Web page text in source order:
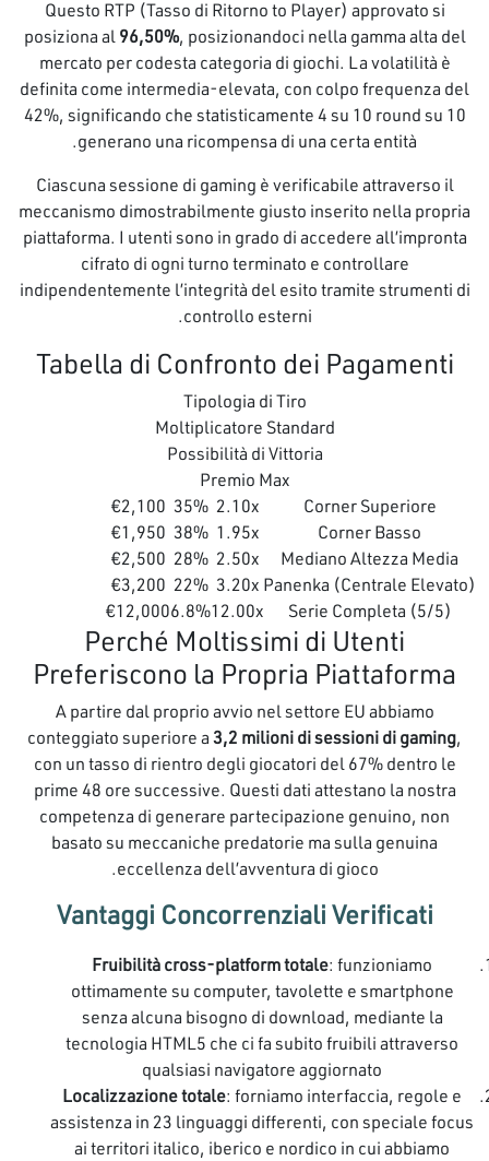
Questo RTP (Tasso di Ritorno to Player) approvato si
posiziona al 96,50%, posizionandoci nella gamma alta del
mercato per codesta categoria di giochi. La volatilità è
definita come intermedia-elevata, con colpo frequenza del
42%, significando che statisticamente 4 su 10 round su 10
generano una ricompensa di una certa entità.
Ciascuna sessione di gaming è verificabile attraverso il
meccanismo dimostrabilmente giusto inserito nella propria
piattaforma. I utenti sono in grado di accedere all’impronta
cifrato di ogni turno terminato e controllare
indipendentemente l’integrità del esito tramite strumenti di
controllo esterni.
Tabella di Confronto dei Pagamenti
Tipologia di Tiro
Moltiplicatore Standard
Possibilità di Vittoria
Premio Max
Corner Superiore
2.10x
35%
€2,100
Corner Basso
1.95x
38%
€1,950
Mediano Altezza Media
2.50x
28%
€2,500
Panenka (Centrale Elevato)
3.20x
22%
€3,200
Serie Completa (5/5)
12.00x
6.8%
€12,000
Perché Moltissimi di Utenti
Preferiscono la Propria Piattaforma
A partire dal proprio avvio nel settore EU abbiamo
conteggiato superiore a3,2 milioni di sessioni di gaming,
con un tasso di rientro degli giocatori del 67% dentro le
prime 48 ore successive. Questi dati attestano la nostra
competenza di generare partecipazione genuino, non
basato su meccaniche predatorie ma sulla genuina
eccellenza dell’avventura di gioco.
Vantaggi Concorrenziali Verificati
Fruibilità cross-platform totale: funzioniamo
ottimamente su computer, tavolette e smartphone
senza alcuna bisogno di download, mediante la
tecnologia HTML5 che ci fa subito fruibili attraverso
qualsiasi navigatore aggiornato
Localizzazione totale: forniamo interfaccia, regole e
assistenza in 23 linguaggi differenti, con speciale focus
ai territori italico, iberico e nordico in cui abbiamo